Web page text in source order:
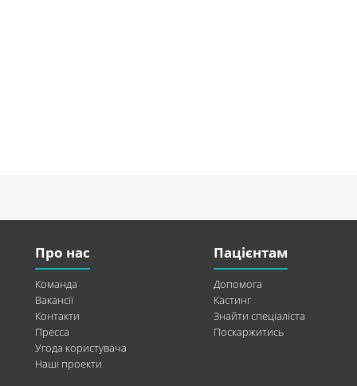
Про нас
Команда
Вакансії
Контакти
Пресса
Угода користувача
Наші проекти
Пацієнтам
Допомога
Кастинг
Знайти спеціаліста
Поскаржитись